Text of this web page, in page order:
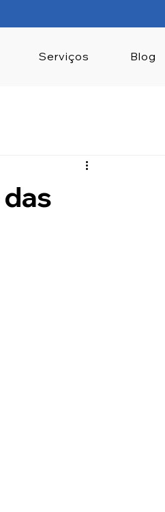
Serviços Blog